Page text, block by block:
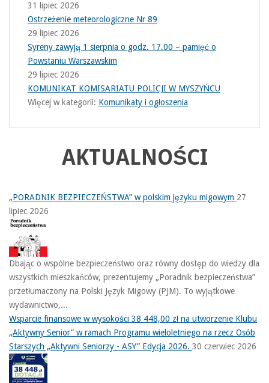
31 lipiec 2026
Ostrzeżenie meteorologiczne Nr 89
29 lipiec 2026
Syreny zawyją 1 sierpnia o godz. 17.00 – pamięć o
Powstaniu Warszawskim
29 lipiec 2026
KOMUNIKAT KOMISARIATU POLICJI W MYSZYŃCU
Więcej w kategorii: Komunikaty i ogłoszenia
AKTUALNOŚCI
„PORADNIK BEZPIECZEŃSTWA” w polskim języku migowym 27
lipiec 2026
Dbając o wspólne bezpieczeństwo oraz równy dostęp do wiedzy dla
wszystkich mieszkańców, prezentujemy „Poradnik bezpieczeństwa”
przetłumaczony na Polski Język Migowy (PJM). To wyjątkowe
wydawnictwo,...
Wsparcie finansowe w wysokości 38 448,00 zł na utworzenie Klubu
„Aktywny Senior” w ramach Programu wieloletniego na rzecz Osób
Starszych „Aktywni Seniorzy - ASY” Edycja 2026. 30 czerwiec 2026